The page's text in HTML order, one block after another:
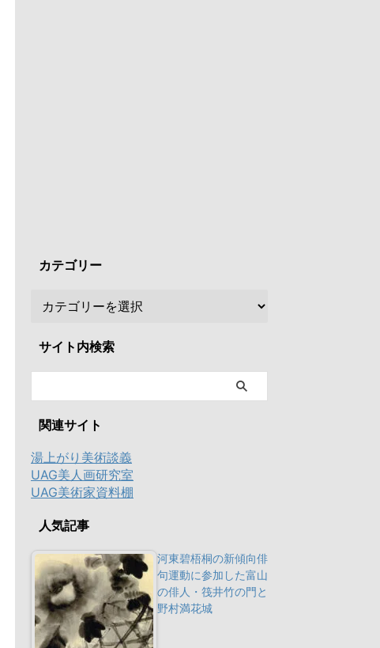
カテゴリー
サイト内検索
関連サイト
湯上がり美術談義
UAG美人画研究室
UAG美術家資料棚
人気記事
河東碧梧桐の新傾向俳
句運動に参加した富山
の俳人・筏井竹の門と
野村満花城